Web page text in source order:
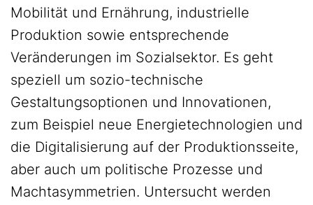
Mobilität und Ernährung, industrielle
Produktion sowie entsprechende
Veränderungen im Sozialsektor. Es geht
speziell um sozio-technische
Gestaltungsoptionen und Innovationen,
zum Beispiel neue Energietechnologien und
die Digitalisierung auf der Produktionsseite,
aber auch um politische Prozesse und
Machtasymmetrien. Untersucht werden